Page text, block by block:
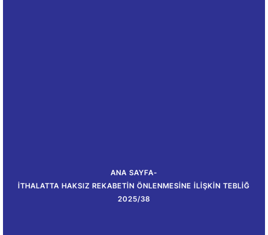
ANA SAYFA-
İTHALATTA HAKSIZ REKABETIN ÖNLENMESINE İLIŞKIN TEBLIĞ
2025/38